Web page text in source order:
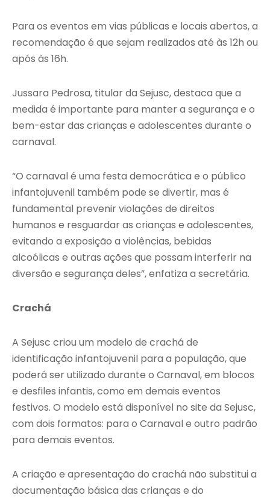
Para os eventos em vias públicas e locais abertos, a
recomendação é que sejam realizados até às 12h ou
após às 16h.
Jussara Pedrosa, titular da Sejusc, destaca que a
medida é importante para manter a segurança e o
bem-estar das crianças e adolescentes durante o
carnaval.
“O carnaval é uma festa democrática e o público
infantojuvenil também pode se divertir, mas é
fundamental prevenir violações de direitos
humanos e resguardar as crianças e adolescentes,
evitando a exposição a violências, bebidas
alcoólicas e outras ações que possam interferir na
diversão e segurança deles”, enfatiza a secretária.
Crachá
A Sejusc criou um modelo de crachá de
identificação infantojuvenil para a população, que
poderá ser utilizado durante o Carnaval, em blocos
e desfiles infantis, como em demais eventos
festivos. O modelo está disponível no site da Sejusc,
com dois formatos: para o Carnaval e outro padrão
para demais eventos.
A criação e apresentação do crachá não substitui a
documentação básica das crianças e do